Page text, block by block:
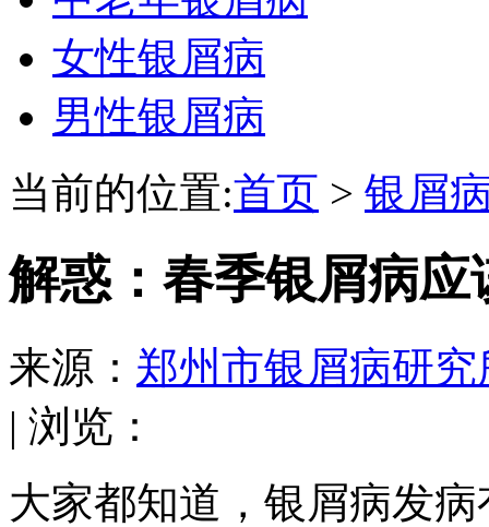
女性银屑病
男性银屑病
当前的位置:首页 > 银屑
解惑：春季银屑病应
来源： 郑州市银屑病研究
| 浏览：
大家都知道，银屑病发